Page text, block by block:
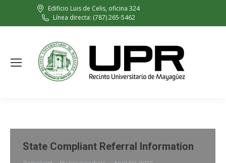
Edificio Luis de Celis, oficina 324
Línea directa: (787) 265-5462
State Compliant Referral Information